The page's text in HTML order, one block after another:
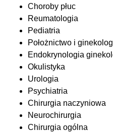
Choroby płuc
Reumatologia
Pediatria
Położnictwo i
Endokrynologia
Okulistyka
Urologia
Psychiatria
Chirurgia naczyniowa
Neurochirurgia
Chirurgia ogólna